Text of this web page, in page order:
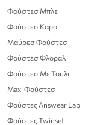
Φούστεσ Μπλε
Φούστεσ Καρο
Μαύρεσ Φούστεσ
Φούστεσ Φλοραλ
Φούστεσ Με Τουλι
Maxi Φούστεσ
Φούστες Answear Lab
Φούστες Twinset